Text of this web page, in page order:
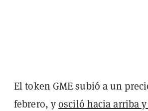
El token GME subió a un
febrero, yosciló hacia arriba